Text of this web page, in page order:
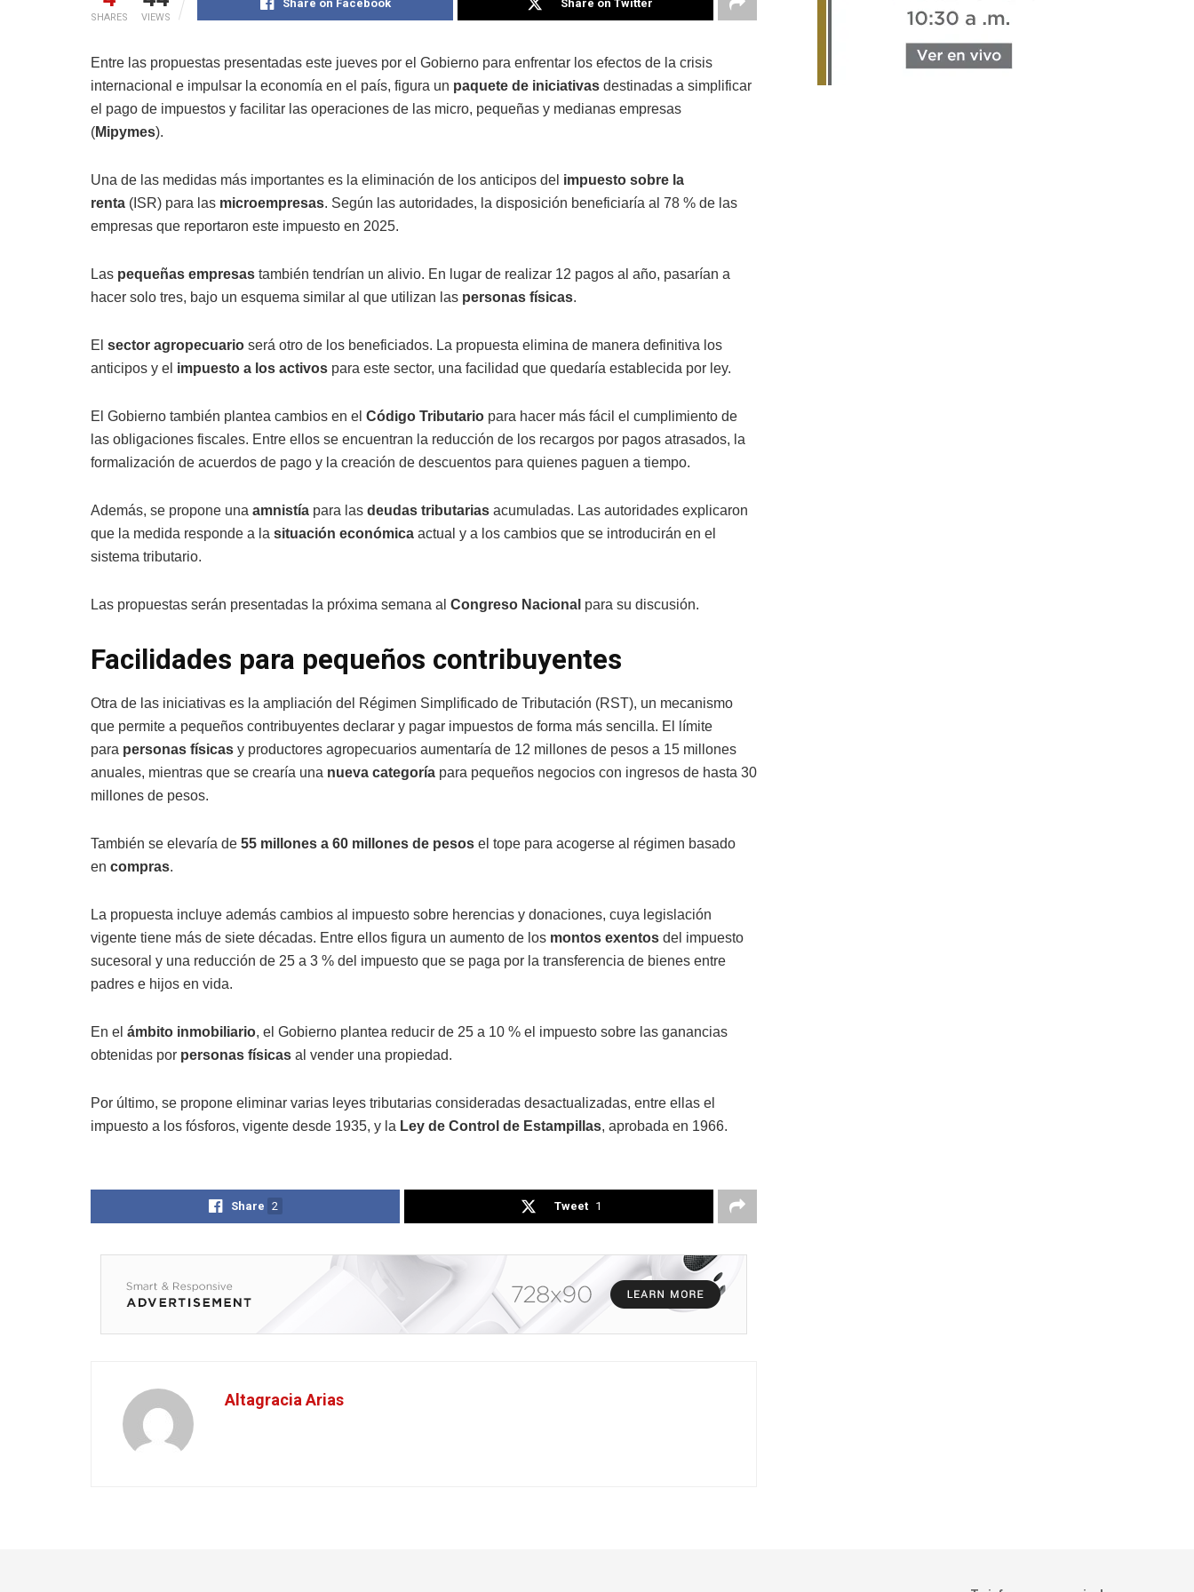
SHARES VIEWS
Share on Facebook Share on Twitter
Entre las propuestas presentadas este jueves por el Gobierno para enfrentar los efectos de la crisis
internacional e impulsar la economía en el país, figura un paquete de iniciativas destinadas a simplificar
el pago de impuestos y facilitar las operaciones de las micro, pequeñas y medianas empresas
(Mipymes).
Una de las medidas más importantes es la eliminación de los anticipos del impuesto sobre la
renta (ISR) para las microempresas. Según las autoridades, la disposición beneficiaría al 78 % de las
empresas que reportaron este impuesto en 2025.
Las pequeñas empresas también tendrían un alivio. En lugar de realizar 12 pagos al año, pasarían a
hacer solo tres, bajo un esquema similar al que utilizan las personas físicas.
El sector agropecuario será otro de los beneficiados. La propuesta elimina de manera definitiva los
anticipos y el impuesto a los activos para este sector, una facilidad que quedaría establecida por ley.
El Gobierno también plantea cambios en el Código Tributario para hacer más fácil el cumplimiento de
las obligaciones fiscales. Entre ellos se encuentran la reducción de los recargos por pagos atrasados, la
formalización de acuerdos de pago y la creación de descuentos para quienes paguen a tiempo.
Además, se propone una amnistía para las deudas tributarias acumuladas. Las autoridades explicaron
que la medida responde a la situación económica actual y a los cambios que se introducirán en el
sistema tributario.
Las propuestas serán presentadas la próxima semana al Congreso Nacional para su discusión.
Facilidades para pequeños contribuyentes
Otra de las iniciativas es la ampliación del Régimen Simplificado de Tributación (RST), un mecanismo
que permite a pequeños contribuyentes declarar y pagar impuestos de forma más sencilla. El límite
para personas físicas y productores agropecuarios aumentaría de 12 millones de pesos a 15 millones
anuales, mientras que se crearía una nueva categoría para pequeños negocios con ingresos de hasta 30
millones de pesos.
También se elevaría de 55 millones a 60 millones de pesos el tope para acogerse al régimen basado
en compras.
La propuesta incluye además cambios al impuesto sobre herencias y donaciones, cuya legislación
vigente tiene más de siete décadas. Entre ellos figura un aumento de los montos exentos del impuesto
sucesoral y una reducción de 25 a 3 % del impuesto que se paga por la transferencia de bienes entre
padres e hijos en vida.
En el ámbito inmobiliario, el Gobierno plantea reducir de 25 a 10 % el impuesto sobre las ganancias
obtenidas por personas físicas al vender una propiedad.
Por último, se propone eliminar varias leyes tributarias consideradas desactualizadas, entre ellas el
impuesto a los fósforos, vigente desde 1935, y la Ley de Control de Estampillas, aprobada en 1966.
Share 2 Tweet 1
Altagracia Arias